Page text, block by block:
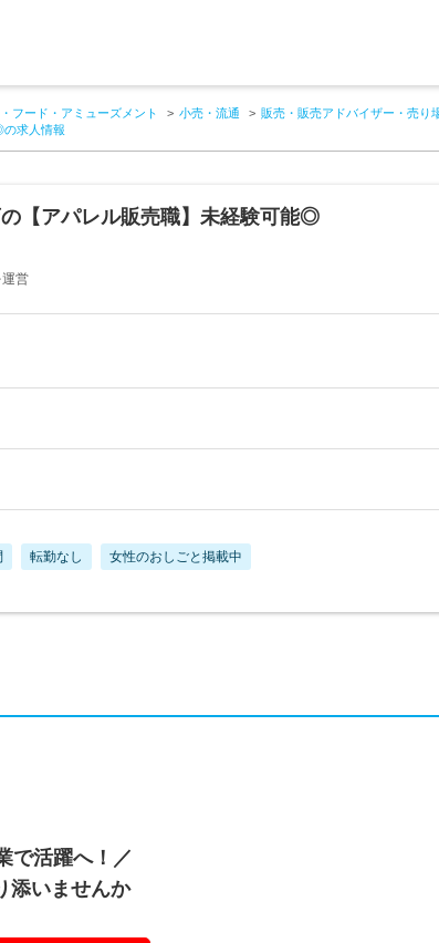
フード・アミューズメント 小売・流通 販売・販売アドバイザー・売り
求人情報
【アパレル販売職】未経験可能◎
営
転勤なし 女性のおしごと掲載中
で活躍へ！／
添いませんか